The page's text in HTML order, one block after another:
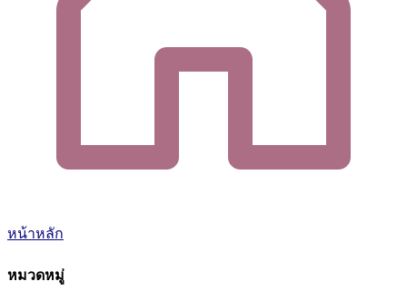
หน้าหลัก
หมวดหมู่